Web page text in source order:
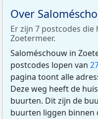
Over
Er zijn 7 postcodes
Zoetermeer.
Saloméschouw in
postcodes lopen van
pagina toont alle
Deze weg heeft de
buurten. Dit zijn de
buurten liggen binnen